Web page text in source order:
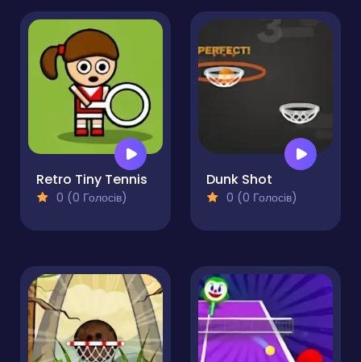
Retro Tiny Tennis
0 (0 Голосів)
Dunk Shot
0 (0 Голосів)